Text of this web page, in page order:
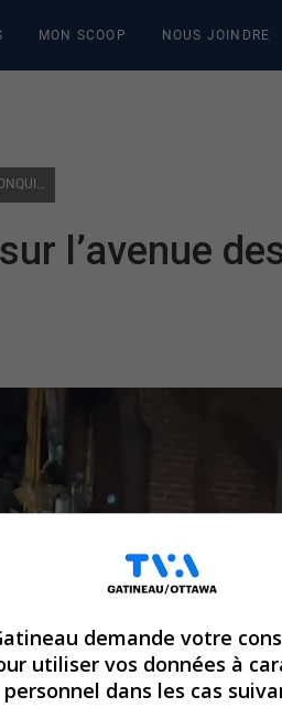
MON SCOOP NOUS JOINDRE
SECTEUR HULL: INCENDIE MAJEUR SUR L’AVENUE DES JONQUILLES
l’avenue
demande votre
utiliser vos données à
personnel dans les cas